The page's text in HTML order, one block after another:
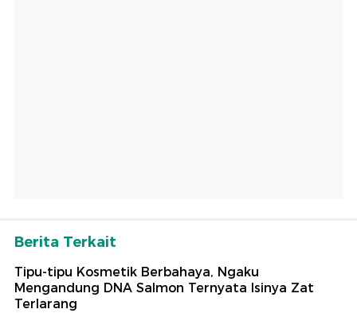
Berita Terkait
Tipu-tipu Kosmetik Berbahaya, Ngaku
Mengandung DNA Salmon Ternyata Isinya Zat
Terlarang